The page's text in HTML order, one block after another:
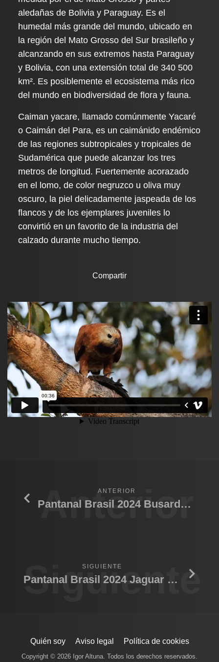
aledañas de Bolivia y Paraguay. Es el
humedal más grande del mundo, ubicado en
la región del Mato Grosso del Sur brasileño y
alcanzando en sus extremos hasta Paraguay
y Bolivia, con una extensión total de 340 500
km². Es posiblemente el ecosistema más rico
del mundo en biodiversidad de flora y fauna.
Caiman yacare, llamado comúnmente Yacaré
o Caimán del Para, es un caimánido endémico
de las regiones subtropicales y tropicales de
Sudamérica que puede alcanzar los tres
metros de longitud. Fuertemente acorazado
en el lomo, de color negruzco u oliva muy
oscuro, la piel delicadamente jaspeada de los
flancos y de los ejemplares juveniles lo
convirtió en un favorito de la industria del
calzado durante mucho tiempo.
Compartir
Anterior
ANTERIOR
Pantanal Brasil 2024 Busardo 02
Siguiente
SIGUIENTE
Pantanal Brasil 2024 Jaguar bostezando
Quién soy Aviso legal Política de cookies
Copyright © 2026 Igor Altuna. Todos los derechos reservados.